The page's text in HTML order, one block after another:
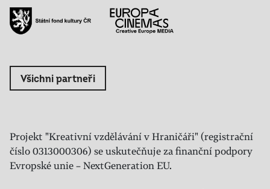
Všichni partneři
Projekt "Kreativní vzdělávání v Hraničáři" (registrační
číslo 0313000306) se uskutečňuje za finanční podpory
Evropské unie – NextGeneration EU.